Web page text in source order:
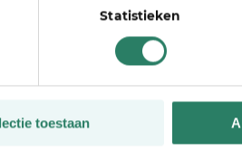
Statistieken
toestaan
van corona. Kan via de
Tot veertig
een abonnement voor
en tot 24 uur non-stop